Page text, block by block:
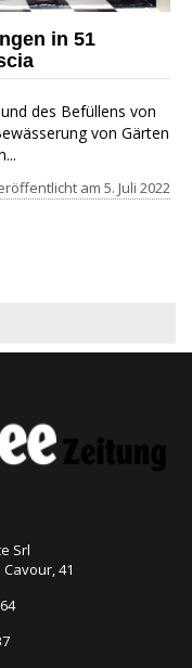
in 51
des Befüllens von
von Gärten
am 5. Juli 2022
Srl
Cavour, 41